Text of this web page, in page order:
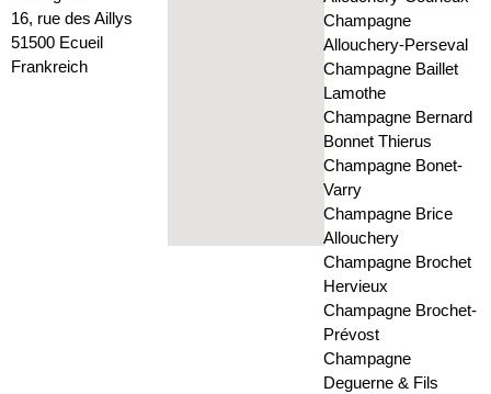
16, rue des Aillys
51500 Ecueil
Frankreich
Champagne
Allouchery-Perseval
Champagne Baillet
Lamothe
Champagne Bernard
Bonnet Thierus
Champagne Bonet-
Varry
Champagne Brice
Allouchery
Champagne Brochet
Hervieux
Champagne Brochet-
Prévost
Champagne
Deguerne & Fils